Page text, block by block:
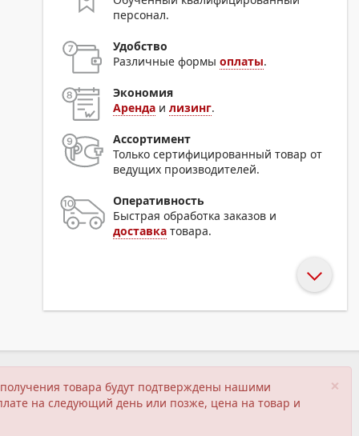
персонал.
Удобство
Различные формыоплаты.
Экономия
Аренда илизинг.
Ассортимент
Только сертифицированный товар от
ведущих производителей.
Оперативность
Быстрая обработка заказов и
доставка товара.
×
товара будут подтверждены нашими
на следующий день или позже, цена на товар и